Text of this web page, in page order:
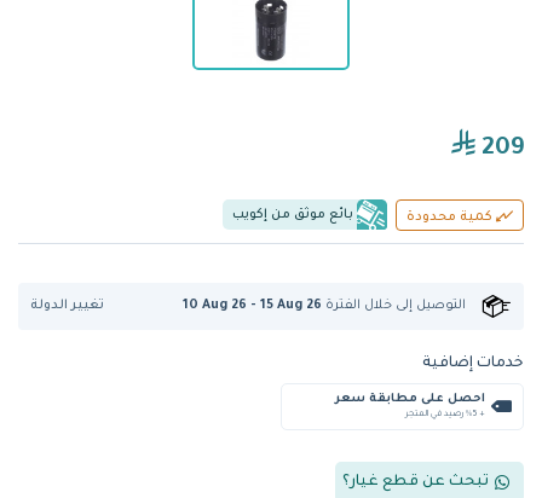
209
كمية محدودة بائع موثق من إكويب
التوصيل إلى خلال الفترة 10 Aug 26 - 15 Aug 26 تغيير الدولة
خدمات إضافية
احصل على مطابقة سعر
+ %5 رصيد في المتجر
تبحث عن قطع غيار؟